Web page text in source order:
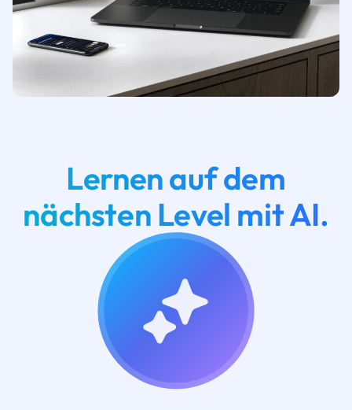
Lernen auf dem
nächsten Level mit AI.